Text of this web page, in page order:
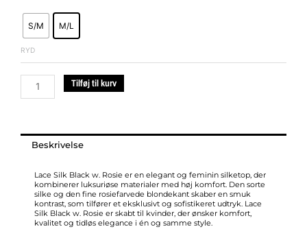
S/M M/L
RYD
LACE
SILK
Rosie
antal
Tilføj til kurv
Beskrivelse
Lace Silk Black w. Rosie er en elegant og feminin silketop, der
kombinerer luksuriøse materialer med høj komfort. Den sorte
silke og den fine rosiefarvede blondekant skaber en smuk
kontrast, som tilfører et eksklusivt og sofistikeret udtryk. Lace
Silk Black w. Rosie er skabt til kvinder, der ønsker komfort,
kvalitet og tidløs elegance i én og samme style.